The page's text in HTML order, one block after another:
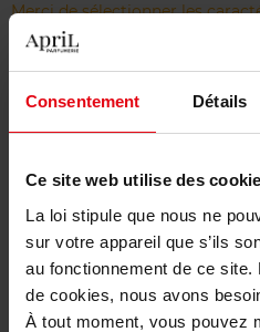
Consentement Détails
Ce site web utilise des
La loi stipule que nous ne
sur votre appareil que s’ils
au fonctionnement de ce
de cookies, nous avons
À tout moment, vous pouvez
Merci de sélectionner les
Retour gratuit dans votre
Description